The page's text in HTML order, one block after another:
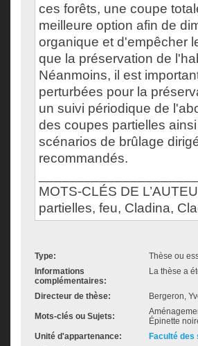
ces forêts, une coupe
meilleure option afin de
organique et d'empêcher
que la préservation de
Néanmoins, il est
perturbées pour la
un suivi périodique de
des coupes partielles
scénarios de brûlage
recommandés.
MOTS-CLÉS DE
partielles, feu, Cladina,
Type:
Thèse ou
Informations
complémentaires:
La thèse a
Directeur de thèse: Bergeron,
Mots-clés ou Sujets:
Épinette
Unité d'appartenance:
Faculté